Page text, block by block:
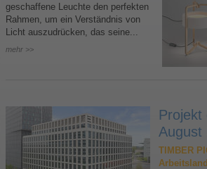
geschaffene Leuchte den perfekten
Rahmen, um ein Verständnis von
Licht auszudrücken, das seine...
mehr >>
Projekt
August
TIMBER